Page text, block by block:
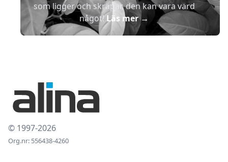
som ligger och skräpar, den kan vara värd
något!Läs mer→
© 1997-2026
Org.nr: 556438-4260